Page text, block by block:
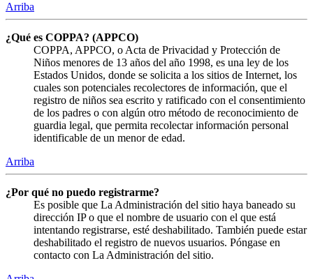
Arriba
¿Qué es COPPA? (APPCO)
COPPA, APPCO, o Acta de Privacidad y Protección de
Niños menores de 13 años del año 1998, es una ley de los
Estados Unidos, donde se solicita a los sitios de Internet, los
cuales son potenciales recolectores de información, que el
registro de niños sea escrito y ratificado con el consentimiento
de los padres o con algún otro método de reconocimiento de
guardia legal, que permita recolectar información personal
identificable de un menor de edad.
Arriba
¿Por qué no puedo registrarme?
Es posible que La Administración del sitio haya baneado su
dirección IP o que el nombre de usuario con el que está
intentando registrarse, esté deshabilitado. También puede estar
deshabilitado el registro de nuevos usuarios. Póngase en
contacto con La Administración del sitio.